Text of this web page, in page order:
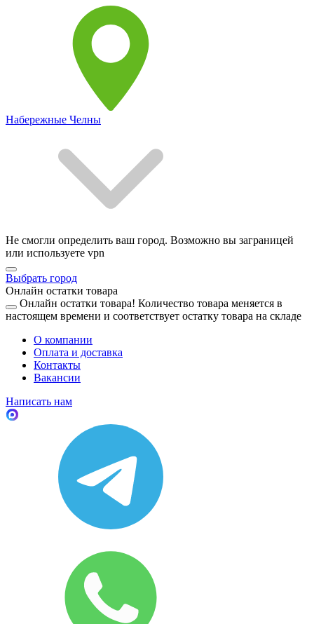
Набережные Челны
Не смогли определить ваш город. Возможно вы заграницей
или используете vpn
Выбрать город
Онлайн остатки товара
Онлайн остатки товара! Количество товара меняется в
настоящем времени и соответствует остатку товара на складе
О компании
Оплата и доставка
Контакты
Вакансии
Написать нам